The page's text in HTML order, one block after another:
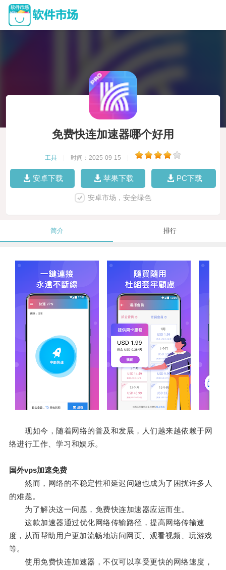
免费快连加速器哪个好用
工具 时间：2025-09-15
安卓下载 苹果下载 PC下载
安卓市场，安全绿色
简介 排行
现如今，随着网络的普及和发展，人们越来越依赖于网
络进行工作、学习和娱乐。
国外vps加速免费
然而，网络的不稳定性和延迟问题也成为了困扰许多人
的难题。
为了解决这一问题，免费快连加速器应运而生。
这款加速器通过优化网络传输路径，提高网络传输速
度，从而帮助用户更加流畅地访问网页、观看视频、玩游戏
等。
使用免费快连加速器，不仅可以享受更快的网络速度，